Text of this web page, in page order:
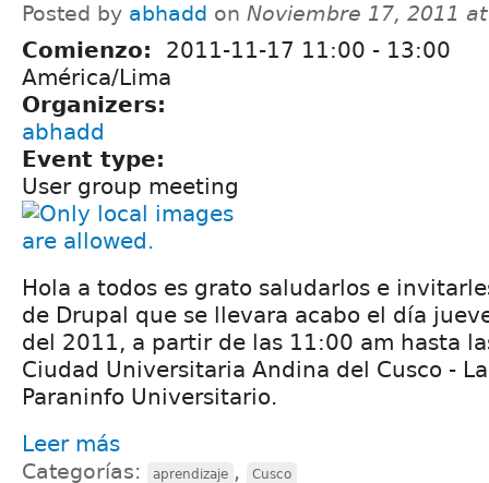
Posted by abhadd on Noviembre 17, 2011
Comienzo: 2011-11-17 11:00 - 13:00
América/Lima
Organizers:
abhadd
Event type:
User group meeting
Hola a todos es grato saludarlos e
de Drupal que se llevara acabo el día
del 2011, a partir de las 11:00 am hasta
Ciudad Universitaria Andina del Cusco -
Paraninfo Universitario.
Leer más
Categorías: aprendizaje , Cusco